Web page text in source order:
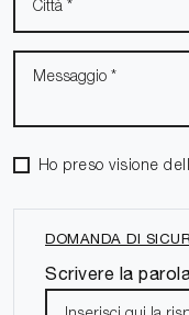
Ho preso visione
DOMANDA DI
Scrivere la